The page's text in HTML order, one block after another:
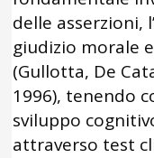
delle asserzioni,
giudizio morale
(Gullotta, De
1996), tenendo
sviluppo
attraverso test